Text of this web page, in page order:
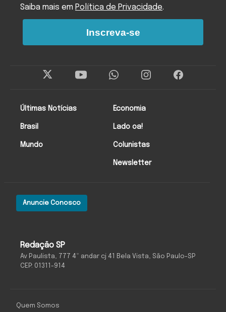
Redação SP
Av Paulista, 777 4º andar cj 41 Bela Vista, São Paulo-SP
CEP: 01311-914
Anuncie Conosco
Últimas Notícias
Brasil
Mundo
Economia
Lado oa!
Colunistas
Newsletter
Saiba mais em Política de Privacidade.
Inscreva-se
Quem Somos